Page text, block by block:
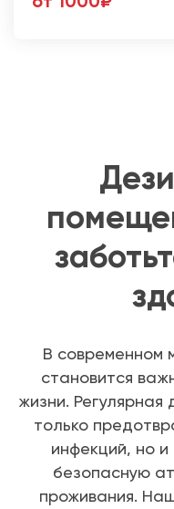
В современном
становится
жизни.
только
инфекций, но
безопасную
проживания.